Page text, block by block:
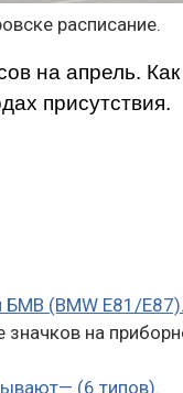
расписание.
на апрель.
присутствия.
БМВ (BMW E81/E87).
на
(6 типов).